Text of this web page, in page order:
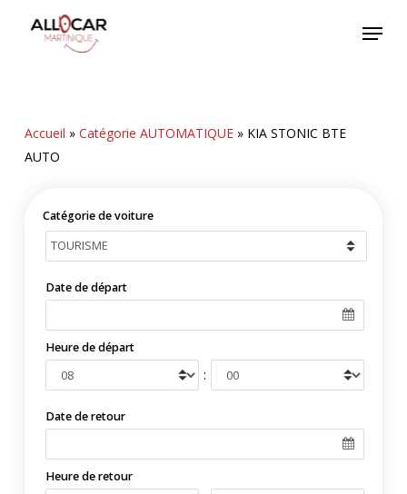
Menu
Accueil » Catégorie AUTOMATIQUE» KIA STONIC BTE
AUTO
Catégorie de voiture
Date de départ
Heure de départ
:
Date de retour
Heure de retour